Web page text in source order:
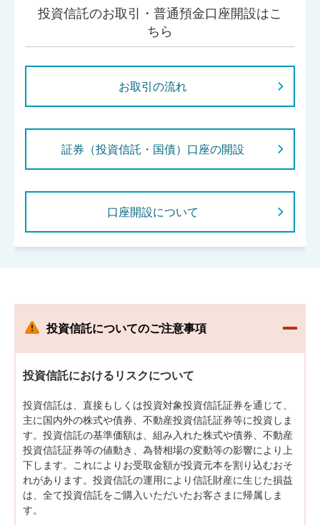
投資信託のお取引・普通預金口座開設はこ
ちら
お取引の流れ
証券（投資信託・国債）口座の開設
口座開設について
投資信託についてのご注意事項
投資信託におけるリスクについて
投資信託は、直接もしくは投資対象投資信託証券を通じて、
主に国内外の株式や債券、不動産投資信託証券等に投資しま
す。投資信託の基準価額は、組み入れた株式や債券、不動産
投資信託証券等の値動き、為替相場の変動等の影響により上
下します。これによりお受取金額が投資元本を割り込むおそ
れがあります。投資信託の運用により信託財産に生じた損益
は、全て投資信託をご購入いただいたお客さまに帰属しま
す。